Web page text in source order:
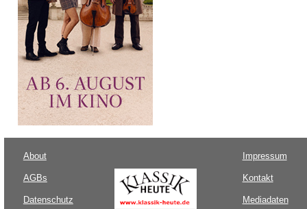
About
AGBs
Datenschutz
Impressum
Kontakt
Mediadaten